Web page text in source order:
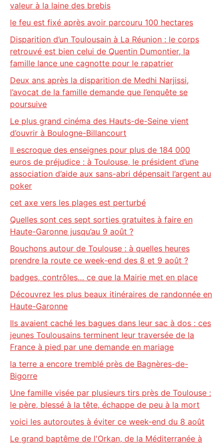
valeur à la laine des brebis
le feu est fixé après avoir parcouru 100 hectares
Disparition d’un Toulousain à La Réunion : le corps
retrouvé est bien celui de Quentin Dumontier, la
famille lance une cagnotte pour le rapatrier
Deux ans après la disparition de Medhi Narjissi,
l’avocat de la famille demande que l’enquête se
poursuive
Le plus grand cinéma des Hauts-de-Seine vient
d’ouvrir à Boulogne-Billancourt
Il escroque des enseignes pour plus de 184 000
euros de préjudice : à Toulouse, le président d’une
association d’aide aux sans-abri dépensait l’argent au
poker
cet axe vers les plages est perturbé
Quelles sont ces sept sorties gratuites à faire en
Haute-Garonne jusqu’au 9 août ?
Bouchons autour de Toulouse : à quelles heures
prendre la route ce week-end des 8 et 9 août ?
badges, contrôles… ce que la Mairie met en place
Découvrez les plus beaux itinéraires de randonnée en
Haute-Garonne
Ils avaient caché les bagues dans leur sac à dos : ces
jeunes Toulousains terminent leur traversée de la
France à pied par une demande en mariage
la terre a encore tremblé près de Bagnères-de-
Bigorre
Une famille visée par plusieurs tirs près de Toulouse :
le père, blessé à la tête, échappe de peu à la mort
voici les autoroutes à éviter ce week-end du 8 août
Le grand baptême de l'Orkan, de la Méditerranée à